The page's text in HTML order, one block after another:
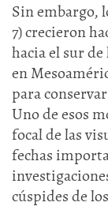
Sin embargo,
7) crecieron
hacia el sur
en
para
Uno de esos
focal de las
fechas
cúspides de